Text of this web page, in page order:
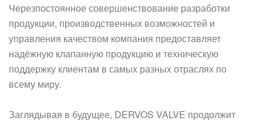
Черезпостоянное совершенствование разработки
продукции, производственных возможностей и
управления качеством компания предоставляет
надёжную клапанную продукцию и техническую
поддержку клиентам в самых разных отраслях по
всему миру.
Заглядывая в будущее, DERVOS VALVE продолжит